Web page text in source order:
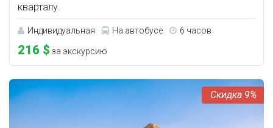
кварталу.
Индивидуальная На автобусе 6 часов
216 $ за экскурсию
9%